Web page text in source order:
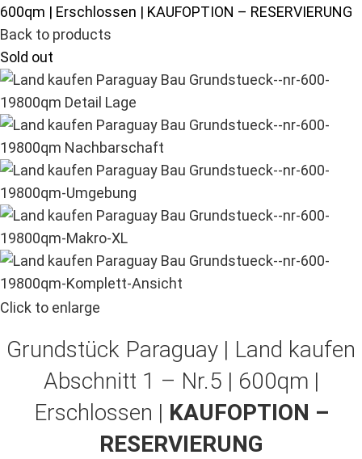
600qm | Erschlossen | KAUFOPTION – RESERVIERUNG
Back to products
Sold out
Click to enlarge
Grundstück Paraguay | Land kaufen
Abschnitt 1 – Nr.5 | 600qm |
Erschlossen | KAUFOPTION –
RESERVIERUNG